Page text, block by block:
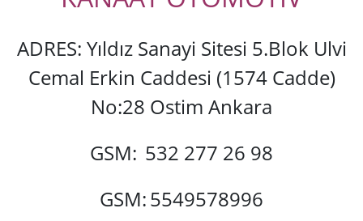
ADRES: Yıldız Sanayi Sitesi 5.Blok Ulvi
Cemal Erkin Caddesi (1574 Cadde)
No:28 Ostim Ankara
GSM: 532 277 26 98
GSM:5549578996